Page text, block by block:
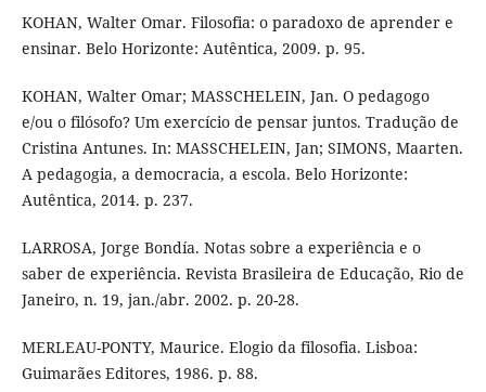
KOHAN, Walter Omar. Filosofia: o paradoxo de aprender e
ensinar. Belo Horizonte: Autêntica, 2009. p. 95.
KOHAN, Walter Omar; MASSCHELEIN, Jan. O pedagogo
e/ou o filósofo? Um exercício de pensar juntos. Tradução de
Cristina Antunes. In: MASSCHELEIN, Jan; SIMONS, Maarten.
A pedagogia, a democracia, a escola. Belo Horizonte:
Autêntica, 2014. p. 237.
LARROSA, Jorge Bondía. Notas sobre a experiência e o
saber de experiência. Revista Brasileira de Educação, Rio de
Janeiro, n. 19, jan./abr. 2002. p. 20-28.
MERLEAU-PONTY, Maurice. Elogio da filosofia. Lisboa:
Guimarães Editores, 1986. p. 88.